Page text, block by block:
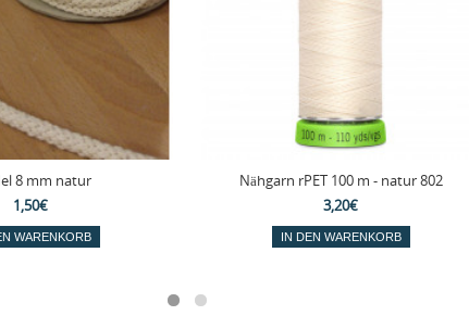
8 mm natur
1,50€
WARENKORB
Nähgarn rPET 100 m - natur 802
3,20€
IN DEN WARENKORB